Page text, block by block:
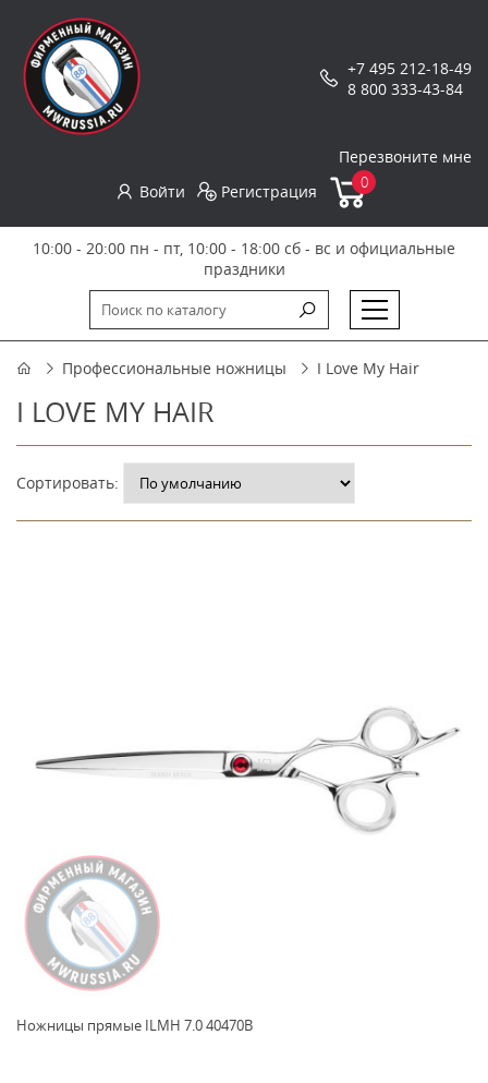
+7 495 212-18-49
8 800 333-43-84
Перезвоните мне
Войти
Регистрация 0
10:00 - 20:00 пн - пт, 10:00 - 18:00 сб - вс и официальные
праздники
Профессиональные ножницы I Love My Hair
I LOVE MY HAIR
Сортировать:
Ножницы прямые ILMH 7.0 40470B